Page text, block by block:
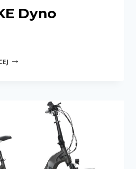
Dyno
JOBOBIKE